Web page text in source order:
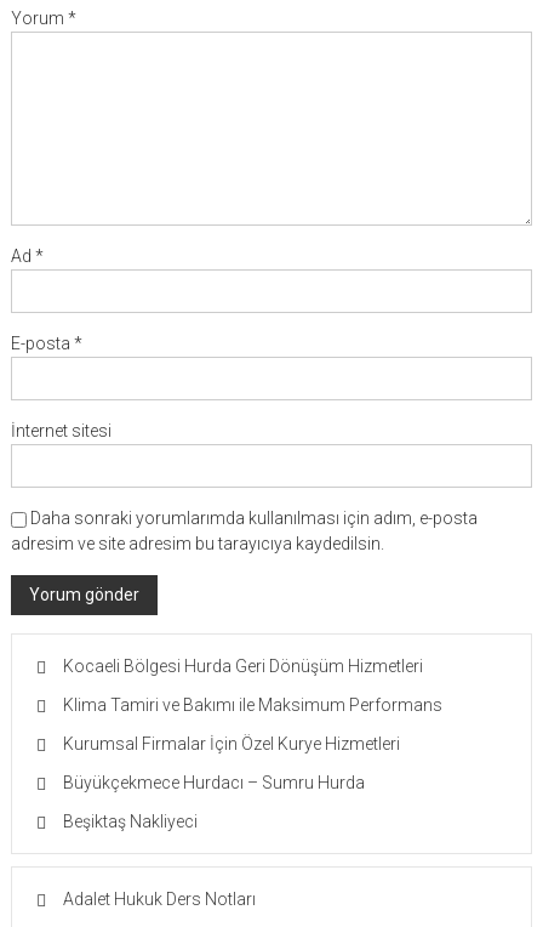
Yorum *
Ad *
E-posta *
İnternet sitesi
Daha sonraki yorumlarımda kullanılması için adım, e-posta
adresim ve site adresim bu tarayıcıya kaydedilsin.
Kocaeli Bölgesi Hurda Geri Dönüşüm Hizmetleri
Klima Tamiri ve Bakımı ile Maksimum Performans
Kurumsal Firmalar İçin Özel Kurye Hizmetleri
Büyükçekmece Hurdacı – Sumru Hurda
Beşiktaş Nakliyeci
Adalet Hukuk Ders Notları